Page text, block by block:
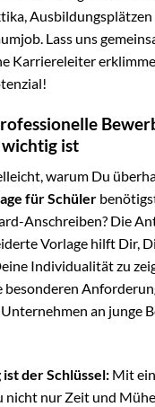
Lass uns
Karriereleiter
ist
warum Du
für Schüler
Anschreiben? Die
Vorlage hilft Dir,
Individualität zu
besonderen
an junge
der Schlüssel: Mit
nicht nur Zeit und